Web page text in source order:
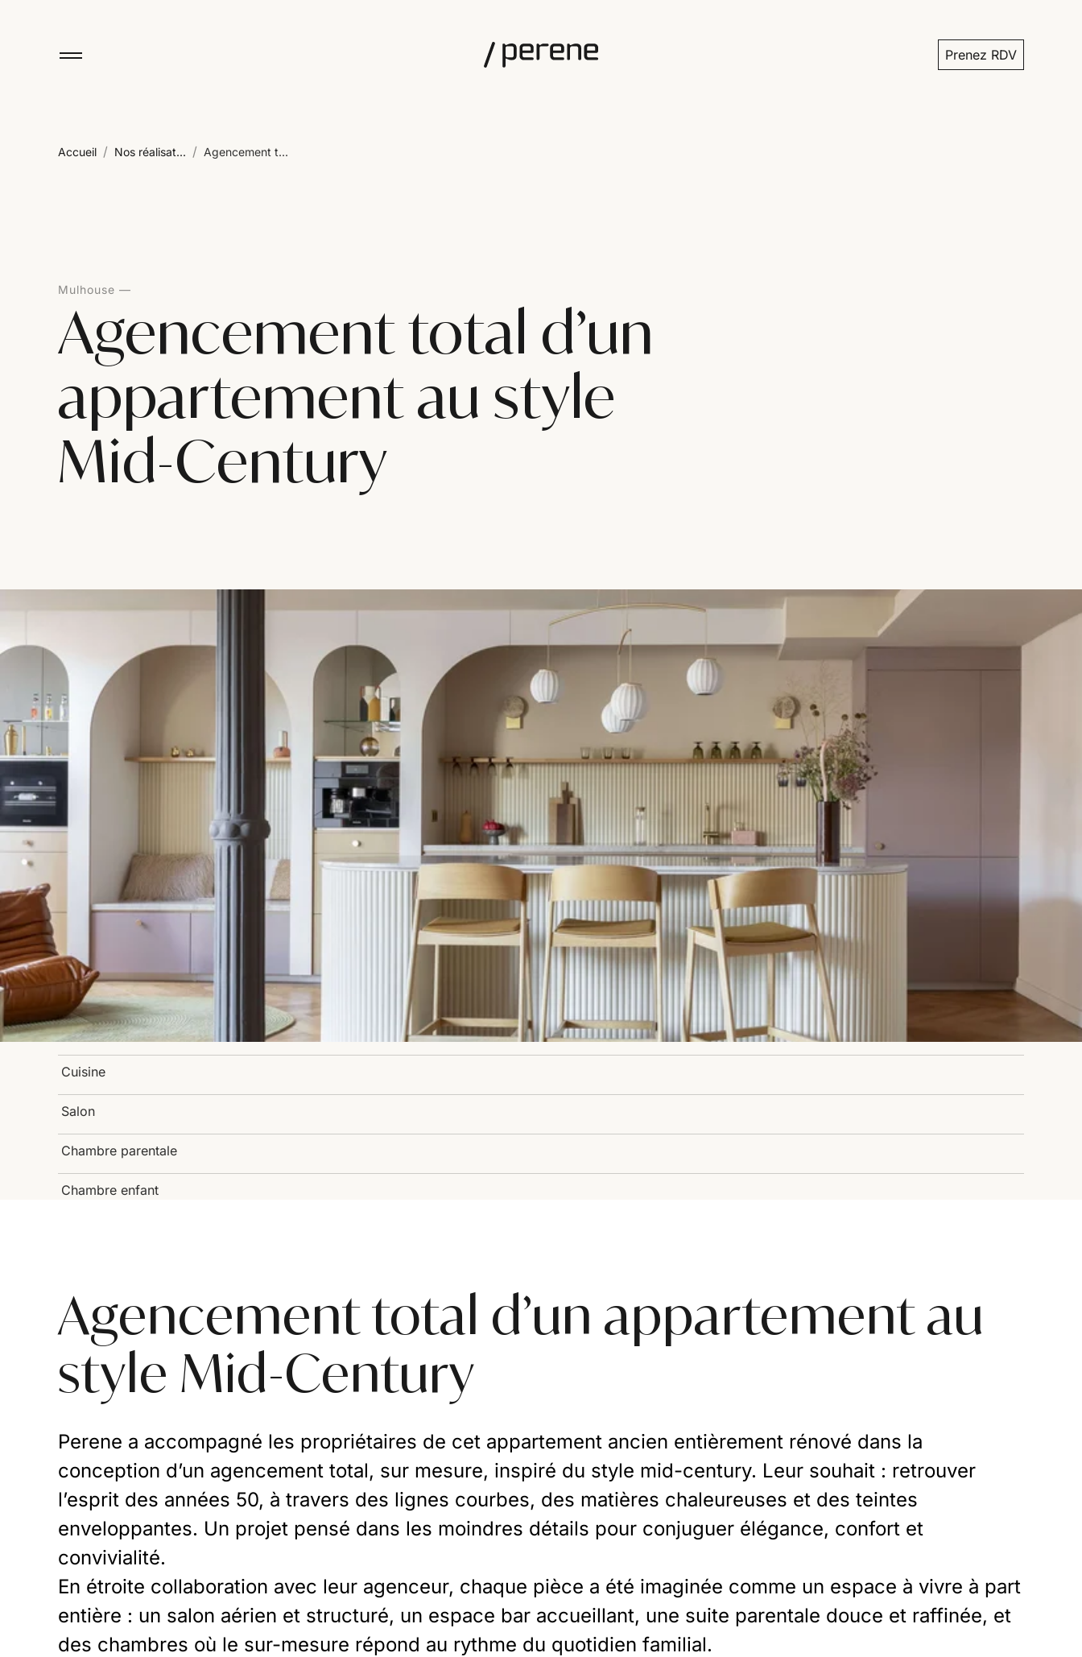
Prenez RDV
Accueil / Nos réalisat... / Agencement t...
Mulhouse
Agencement total d’un
appartement au style
Mid-Century
Cuisine
Salon
Chambre parentale
Chambre enfant
Agencement total d’un appartement au
style Mid-Century
Perene a accompagné les propriétaires de cet appartement ancien entièrement rénové dans la
conception d’un agencement total, sur mesure, inspiré du style mid-century. Leur souhait : retrouver
l’esprit des années 50, à travers des lignes courbes, des matières chaleureuses et des teintes
enveloppantes. Un projet pensé dans les moindres détails pour conjuguer élégance, confort et
convivialité.
En étroite collaboration avec leur agenceur, chaque pièce a été imaginée comme un espace à vivre à part
entière : un salon aérien et structuré, un espace bar accueillant, une suite parentale douce et raffinée, et
des chambres où le sur-mesure répond au rythme du quotidien familial.